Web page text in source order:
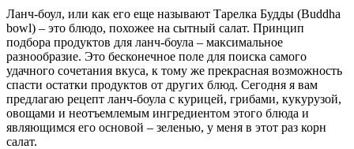
Ланч-боул, или как его еще называют Тарелка Будды (Buddha
bowl) – это блюдо, похожее на сытный салат. Принцип
подбора продуктов для ланч-боула – максимальное
разнообразие. Это бесконечное поле для поиска самого
удачного сочетания вкуса, к тому же прекрасная возможность
спасти остатки продуктов от других блюд. Сегодня я вам
предлагаю рецепт ланч-боула с курицей, грибами, кукурузой,
овощами и неотъемлемым ингредиентом этого блюда и
являющимся его основой – зеленью, у меня в этот раз корн
салат.